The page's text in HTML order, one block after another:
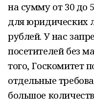
на сумму от 30 до
для юридических
рублей. У нас
посетителей без
того, Госкомитет
отдельные
большое